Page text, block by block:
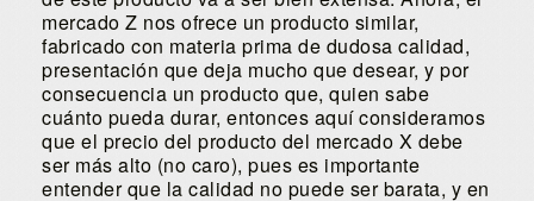
mercado Z nos ofrece un producto similar,
fabricado con materia prima de dudosa calidad,
presentación que deja mucho que desear, y por
consecuencia un producto que, quien sabe
cuánto pueda durar, entonces aquí consideramos
que el precio del producto del mercado X debe
ser más alto (no caro), pues es importante
entender que la calidad no puede ser barata, y en